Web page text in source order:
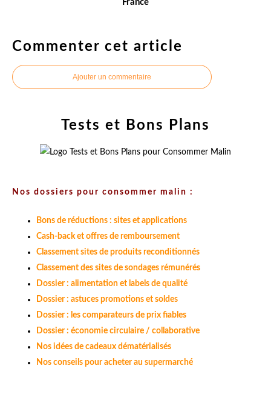
France
Commenter cet article
Ajouter un commentaire
Tests et Bons Plans
Nos dossiers pour consommer malin :
Bons de réductions : sites et applications
Cash-back et offres de remboursement
Classement sites de produits reconditionnés
Classement des sites de sondages rémunérés
Dossier : alimentation et labels de qualité
Dossier : astuces promotions et soldes
Dossier : les comparateurs de prix fiables
Dossier : économie circulaire / collaborative
Nos idées de cadeaux dématérialisés
Nos conseils pour acheter au supermarché